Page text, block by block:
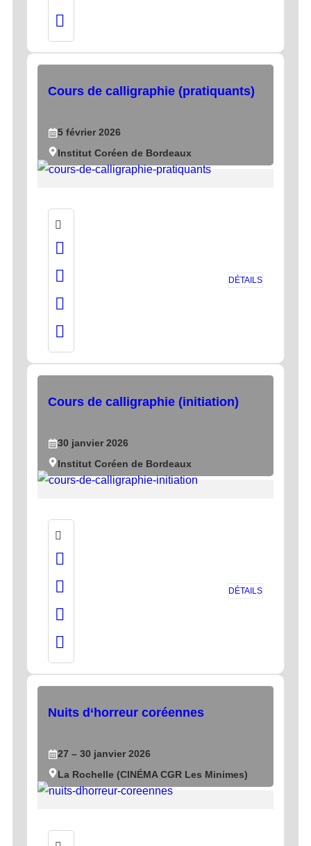
Cours de calligraphie (pratiquants)
5 février 2026
Institut Coréen de Bordeaux
DÉTAILS
Cours de calligraphie (initiation)
30 janvier 2026
Institut Coréen de Bordeaux
DÉTAILS
Nuits d‘horreur coréennes
27 – 30 janvier 2026
La Rochelle (CINÉMA CGR Les Minimes)